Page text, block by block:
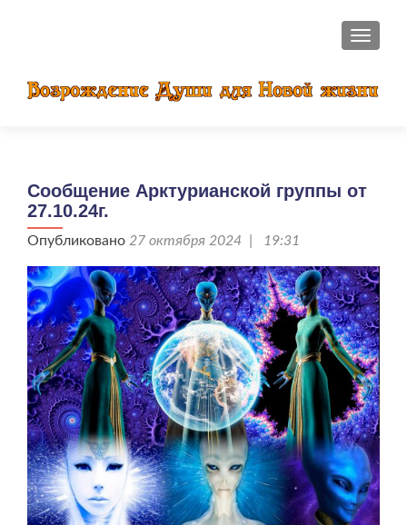
Сообщение Арктурианской группы от
27.10.24г.
Опубликовано 27 октября 2024 | 19:31